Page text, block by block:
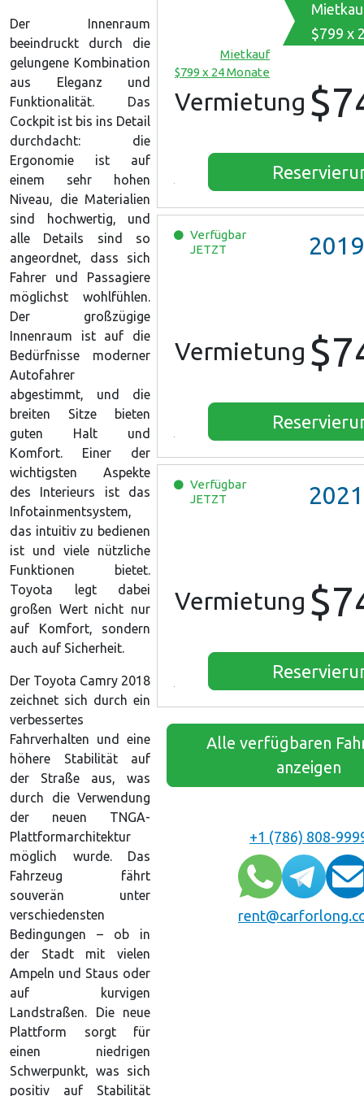
$799 x
Mietkauf
$799 x 24 Monate
Vermietung
Verfügbar
JETZT
2019
Vermietung
Verfügbar
JETZT
2021
Vermietung
Alle verfügbaren
anzeigen
+1 (786) 808-
Der Innenraum
beeindruckt durch die
gelungene Kombination
aus Eleganz und
Funktionalität. Das
Cockpit ist bis ins Detail
durchdacht: die
Ergonomie ist auf
einem sehr hohen
Niveau, die Materialien
sind hochwertig, und
alle Details sind so
angeordnet, dass sich
Fahrer und Passagiere
möglichst wohlfühlen.
Der großzügige
Innenraum ist auf die
Bedürfnisse moderner
Autofahrer
abgestimmt, und die
breiten Sitze bieten
guten Halt und
Komfort. Einer der
wichtigsten Aspekte
des Interieurs ist das
Infotainmentsystem,
das intuitiv zu bedienen
ist und viele nützliche
Funktionen bietet.
Toyota legt dabei
großen Wert nicht nur
auf Komfort, sondern
auch auf Sicherheit.
Der Toyota Camry 2018
zeichnet sich durch ein
verbessertes
Fahrverhalten und eine
höhere Stabilität auf
der Straße aus, was
durch die Verwendung
der neuen TNGA-
Plattformarchitektur
möglich wurde. Das
Fahrzeug fährt
souverän unter
verschiedensten
Bedingungen – ob in
der Stadt mit vielen
Ampeln und Staus oder
auf kurvigen
Landstraßen. Die neue
Plattform sorgt für
einen niedrigen
Schwerpunkt, was sich
positiv auf Stabilität